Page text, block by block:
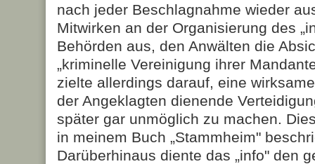
nach jeder Beschlagnahme wieder
Mitwirken an der Organisierung des
Behörden aus, den Anwälten die
„kriminelle Vereinigung ihrer
zielte allerdings darauf, eine
der Angeklagten dienende
später gar unmöglich zu machen.
in meinem Buch „Stammheim"
Darüberhinaus diente das „info" den